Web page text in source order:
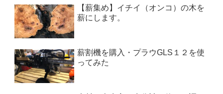
【薪集め】イチイ（オンコ）の木を
薪にします。
薪割機を購入・プラウGLS１２を使
ってみた